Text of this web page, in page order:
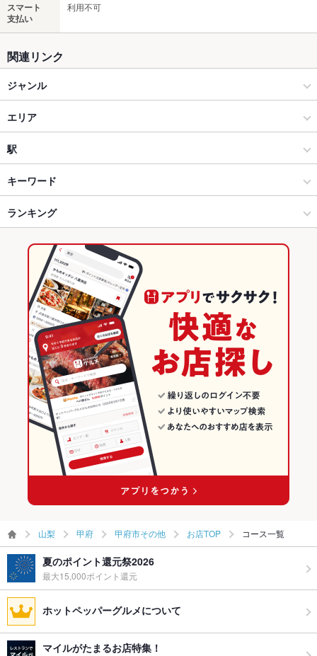
スマート
支払い
利用不可
関連リンク
ジャンル
焼肉・ホルモン
焼肉
甲府 × 焼肉・ホルモン
甲府 × 焼肉
国母駅 × 焼肉・ホルモン
国母駅 × 焼肉
お好み焼き・もんじゃ
お好み焼き
甲府 × お好み焼き・もんじゃ
甲府 × お好み焼き
国母駅 × お好み焼き・もんじゃ
国母駅 × お好み焼き
エリア
甲府市その他
甲府市その他 × 焼肉・ホルモン
甲府市その他 × 焼肉
甲府市その他 × お好み焼き・もんじゃ
甲府市その他 × お好み焼き
山梨 × 焼肉・ホルモン
山梨 × 焼肉
山梨 × お好み焼き・もんじゃ
山梨 × お好み焼き
駅
甲府駅
国母駅
キーワード
エビ料理
肉そば 広島お好み焼き
ランキング
山梨のグルメランキング
山梨の焼肉・ホルモンランキング
甲府のグルメランキング
甲府の焼肉・ホルモンランキング
甲府市その他のグルメランキング
甲府市その他の焼肉・ホルモンランキング
山梨 甲府 甲府市その他 お店TOP コース一覧
夏のポイント還元祭2026
最大15,000ポイント還元
ホットペッパーグルメについて
マイルがたまるお店特集！